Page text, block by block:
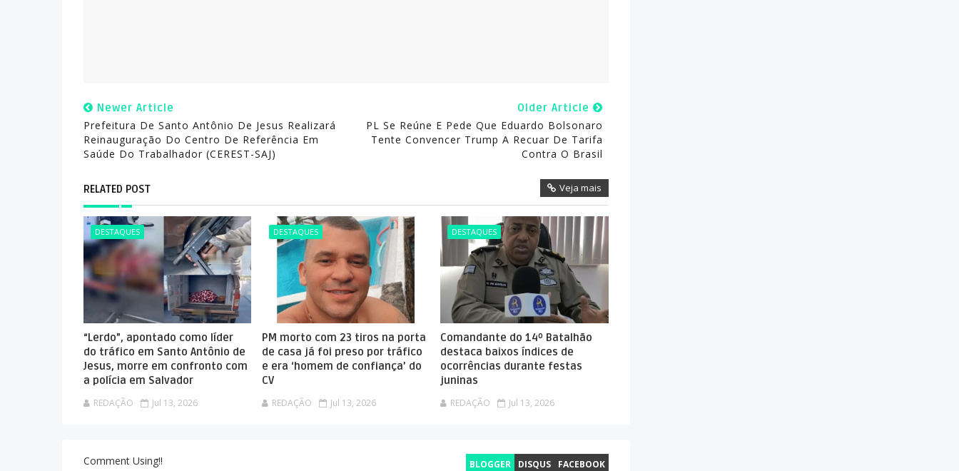
Newer Article
Prefeitura De Santo Antônio De Jesus Realizará
Reinauguração Do Centro De Referência Em
Saúde Do Trabalhador (CEREST-SAJ)
Older Article
PL Se Reúne E Pede Que Eduardo Bolsonaro
Tente Convencer Trump A Recuar De Tarifa
Contra O Brasil
RELATED POST Veja mais
DESTAQUES
“Lerdo”, apontado como líder
do tráfico em Santo Antônio de
Jesus, morre em confronto com
a polícia em Salvador
REDAÇÃO Jul 13, 2026
DESTAQUES
PM morto com 23 tiros na porta
de casa já foi preso por tráfico
e era ‘homem de confiança’ do
CV
REDAÇÃO Jul 13, 2026
DESTAQUES
Comandante do 14º Batalhão
destaca baixos índices de
ocorrências durante festas
juninas
REDAÇÃO Jul 13, 2026
BLOGGER DISQUS FACEBOOK
Comment Using!!